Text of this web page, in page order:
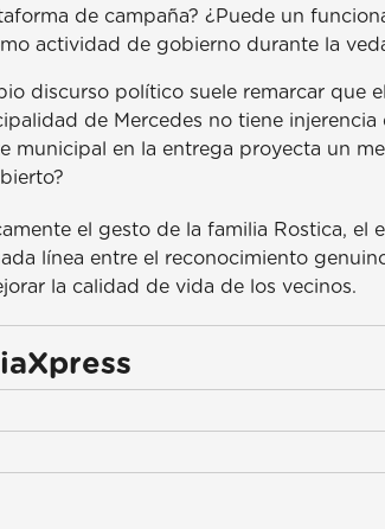
de campaña? ¿Puede un
actividad de gobierno durante la
discurso político suele remarcar que
de Mercedes no tiene injerencia
municipal en la entrega proyecta un
el gesto de la familia Rostica, el
línea entre el reconocimiento
la calidad de vida de los vecinos.